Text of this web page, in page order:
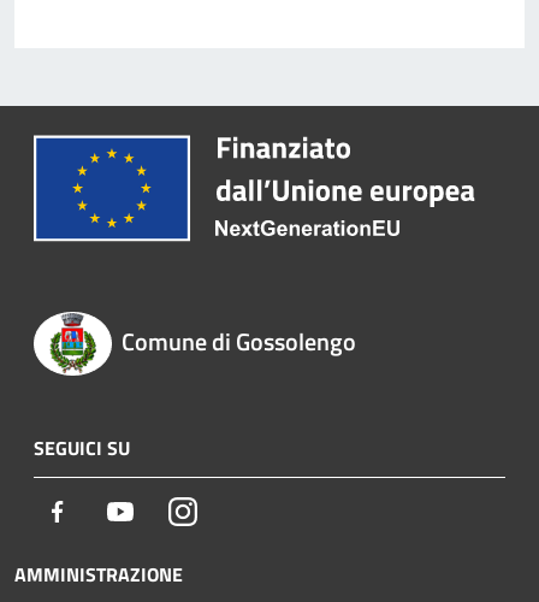
Comune di Gossolengo
SEGUICI SU
Facebook YoutubeInstagram
AMMINISTRAZIONE